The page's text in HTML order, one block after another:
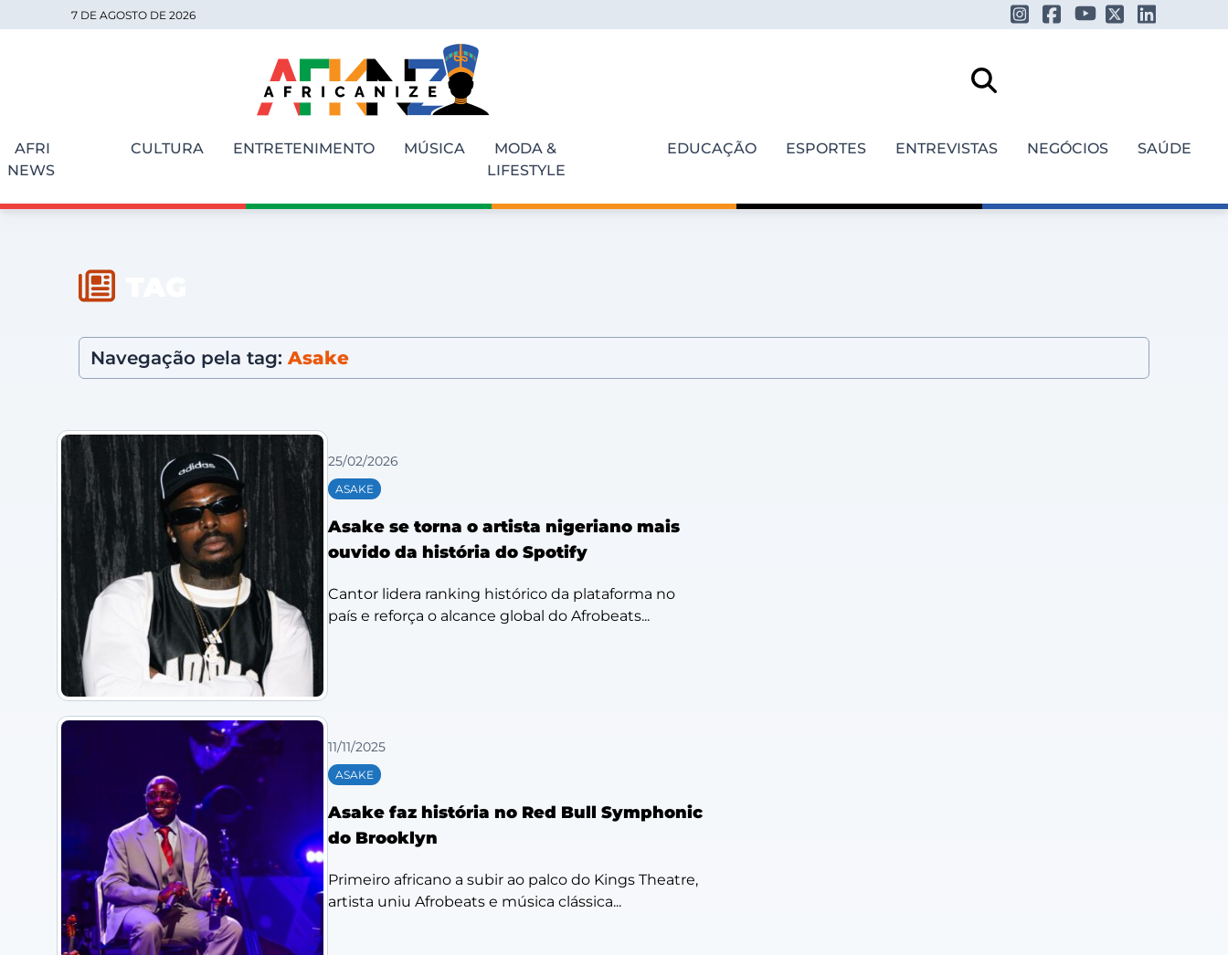
7 DE AGOSTO DE 2026
AFRI
NEWS
CULTURA ENTRETENIMENTO MÚSICA
MODA &
LIFESTYLE
EDUCAÇÃO ESPORTES ENTREVISTAS NEGÓCIOS SAÚDE
Navegação pela tag: Asake
25/02/2026
ASAKE
Asake se torna o artista nigeriano mais
ouvido da história do Spotify
Cantor lidera ranking histórico da plataforma no
país e reforça o alcance global do Afrobeats...
11/11/2025
ASAKE
Asake faz história no Red Bull Symphonic
do Brooklyn
Primeiro africano a subir ao palco do Kings Theatre,
artista uniu Afrobeats e música clássica...